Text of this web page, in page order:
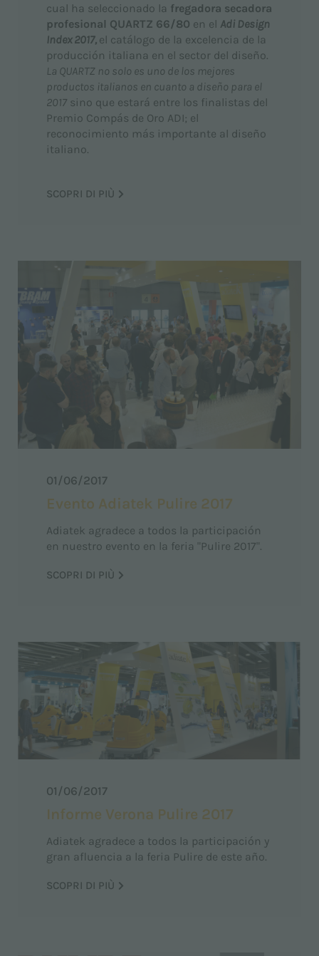
cual ha seleccionado la fregadora secadora
profesional QUARTZ 66/80 en el Adi Design
Index 2017, el catálogo de la excelencia de la
producción italiana en el sector del diseño.
La QUARTZ no solo es uno de los mejores
productos italianos en cuanto a diseño para el
2017 sino que estará entre los finalistas del
Premio Compás de Oro ADI; el
reconocimiento más importante al diseño
italiano.
SCOPRI DI PIÙ
01/06/2017
Evento Adiatek Pulire 2017
Adiatek agradece a todos la participación
en nuestro evento en la feria "Pulire 2017".
SCOPRI DI PIÙ
01/06/2017
Informe Verona Pulire 2017
Adiatek agradece a todos la participación y
gran afluencia a la feria Pulire de este año.
SCOPRI DI PIÙ